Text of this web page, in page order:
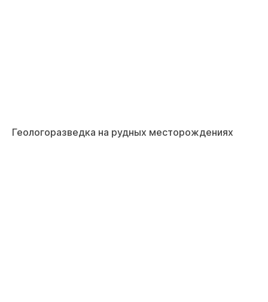
Геологоразведка на рудных месторождениях